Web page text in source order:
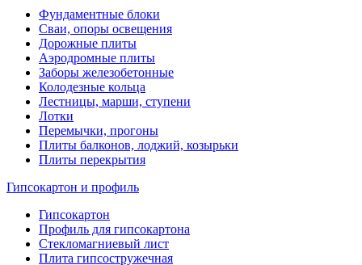
Фундаментные блоки
Сваи, опоры освещения
Дорожные плиты
Аэродромные плиты
Заборы железобетонные
Колодезные кольца
Лестницы, марши, ступени
Лотки
Перемычки, прогоны
Плиты балконов, лоджий, козырьки
Плиты перекрытия
Гипсокартон и профиль
Гипсокартон
Профиль для гипсокартона
Стекломагниевый лист
Плита гипсостружечная